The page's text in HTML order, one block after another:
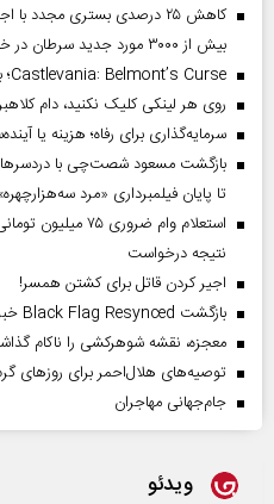
کاهش ۲۵ درصدی بستری مجدد
بیش از ۳۰۰۰ مورد جدید سرطان در خانواده بیماران
Castlevania: Belmont’s Curse؛ بازگشت باشکوه شکارچیان خون‌آشام
روی هر لینکی کلیک نکنید، دام
سرمایه‌گذاری برای رفاه؛ هزینه یا
بازگشت مسعود شصت‌چی با دردسر‌های
تا پایان فیلمبرداری «مرد
استعلام وام
نتیجه درخواست
اجیر کردن قاتل برای کشتن همسر!
بازگشت Black Flag Resynced خبری جذاب برای دوستداران بازی
معجزه، نقشه شوهرکشی را ناکام
توصیه‌های هلال‌احمر برای روز‌های
جام‌جهانی مهاجران
ویدئو